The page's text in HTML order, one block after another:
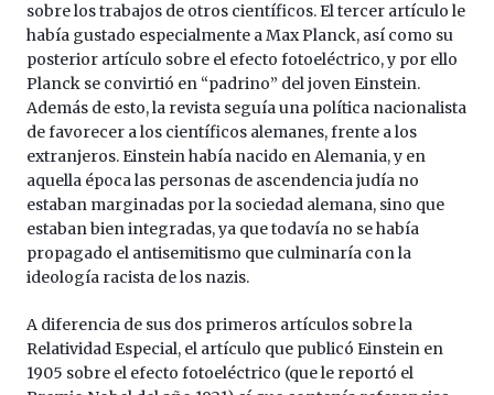
sobre los trabajos de otros científicos. El tercer artículo le
había gustado especialmente a Max Planck, así como su
posterior artículo sobre el efecto fotoeléctrico, y por ello
Planck se convirtió en “padrino” del joven Einstein.
Además de esto, la revista seguía una política nacionalista
de favorecer a los científicos alemanes, frente a los
extranjeros. Einstein había nacido en Alemania, y en
aquella época las personas de ascendencia judía no
estaban marginadas por la sociedad alemana, sino que
estaban bien integradas, ya que todavía no se había
propagado el antisemitismo que culminaría con la
ideología racista de los nazis.
A diferencia de sus dos primeros artículos sobre la
Relatividad Especial, el artículo que publicó Einstein en
1905 sobre el efecto fotoeléctrico (que le reportó el